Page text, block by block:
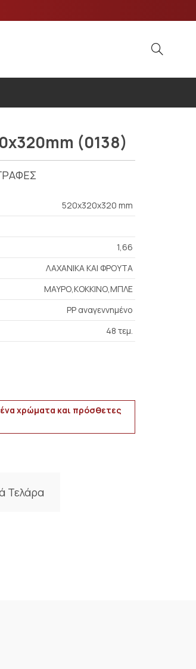
(0138)
520x320x320 mm
1,66
ΛΑΧΑΝΙΚΑ ΚΑΙ ΦΡΟΥΤΑ
ΜΑΥΡΟ,ΚΟΚΚΙΝΟ,ΜΠΛΕ
PP αναγεννημένο
48 τεμ.
χρώματα και πρόσθετες
Τελάρα